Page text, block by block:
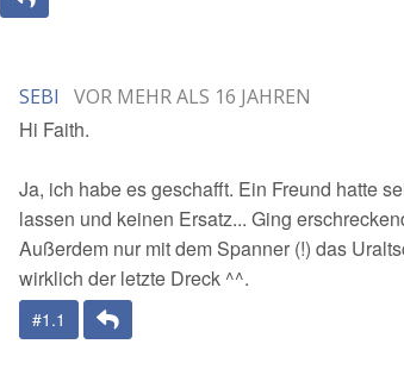
SEBI VOR MEHR ALS 16 JAHREN
Hi Faith.
Ja, ich habe es geschafft. Ein Freund hatte
lassen und keinen Ersatz... Ging
Außerdem nur mit dem Spanner (!) das
wirklich der letzte Dreck ^^.
#1.1 Antwort